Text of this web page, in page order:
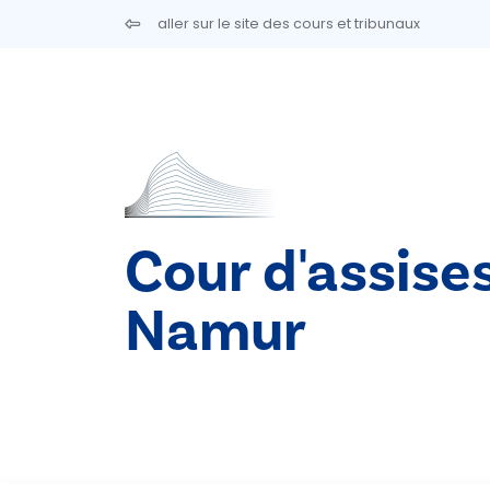
Aller au contenu principalaller sur le site des cours et tribunaux
Cour
Namur